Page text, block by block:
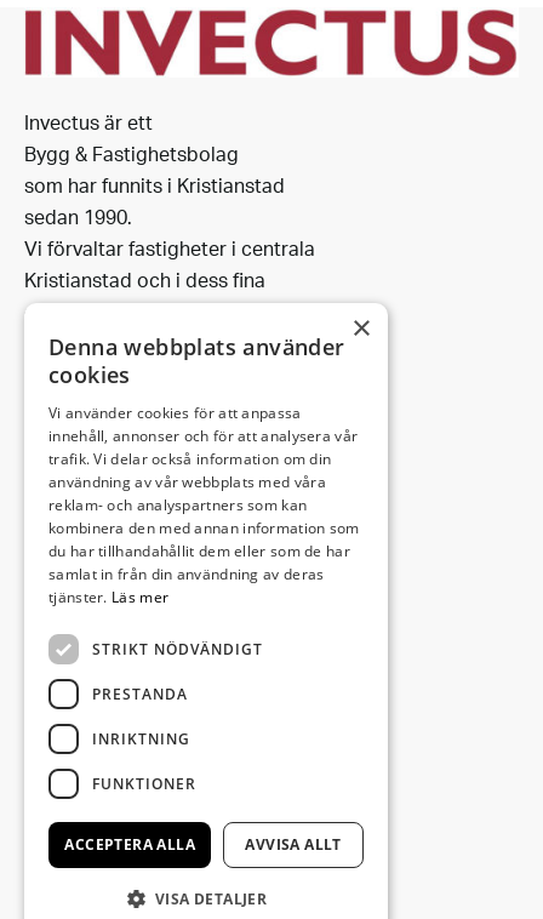
Invectus är ett
Bygg & Fastighetsbolag
som har funnits i Kristianstad
sedan 1990.
Vi förvaltar fastigheter i centrala
Kristianstad och i dess fina
omgivning.
Leveransadress:
Björkhemsvägen 9
291 54 Kristianstad
Besöksadress:
Västra Boulevarden 41
(enligt överenskommelse)
info@invectus.net
Postadress:
Invectus Bygg & Förvaltning AB
Box 116
291 22 Kristianstad
×
Denna webbplats använder
cookies
Vi använder cookies för att anpassa
innehåll, annonser och för att analysera vår
trafik. Vi delar också information om din
användning av vår webbplats med våra
reklam- och analyspartners som kan
kombinera den med annan information som
du har tillhandahållit dem eller som de har
samlat in från din användning av deras
tjänster. Läs mer
STRIKT NÖDVÄNDIGT
PRESTANDA
INRIKTNING
FUNKTIONER
ACCEPTERA ALLA AVVISA ALLT
VISA DETALJER